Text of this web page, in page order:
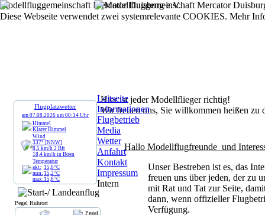
Modellfluggemeinschaft Mercator Duisburg e.V.
Flugplatzwetter
am 07.08.2026 um 00:14 Uhr
Himmel
Klarer Himmel
Wind
337° [NNW]
8,5 km/h 2 Bft
18,4 km/h in Böen
Temperatur
akt: 15,6°C
min: 15,2°C
max: 15,6°C
Pegel Ruhrort
Leitseite
Informationen
Flugbetrieb
Media
Wetter
Anfahrt
Kontakt
Impressum
Intern
Hier ist jeder Modellflieger richtig!
Wir freuen uns, Sie willkommen heißen zu
Hallo Modellflugfreunde und
Unser Bestreben ist es, das
freuen uns über jeden, der zu
mit Rat und Tat zur Seite,
dann, wenn offizieller
Verfügung.
Diese Webseite verwendet zwei systemrelevante COOKIES. Mehr